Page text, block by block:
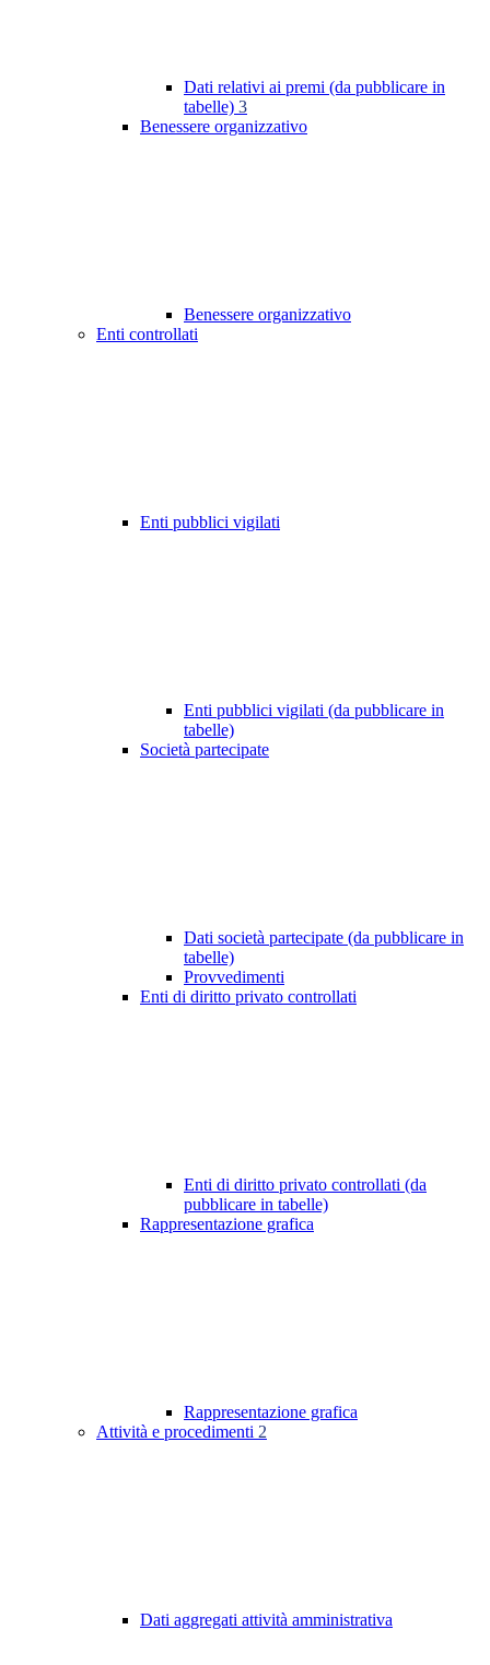
Dati relativi ai premi (da pubblicare in
tabelle) 3
Benessere organizzativo
Benessere organizzativo
Enti controllati
Enti pubblici vigilati
Enti pubblici vigilati (da pubblicare in
tabelle)
Società partecipate
Dati società partecipate (da pubblicare in
tabelle)
Provvedimenti
Enti di diritto privato controllati
Enti di diritto privato controllati (da
pubblicare in tabelle)
Rappresentazione grafica
Rappresentazione grafica
Attività e procedimenti 2
Dati aggregati attività amministrativa